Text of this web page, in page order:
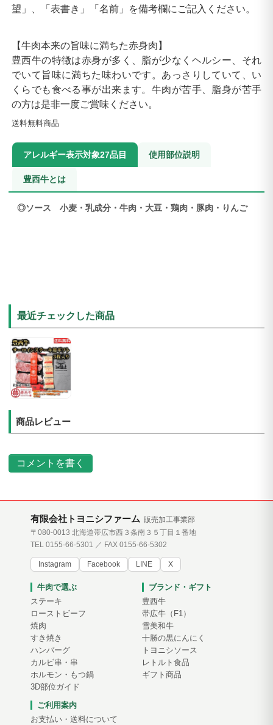
望」、「表書き」「名前」を備考欄にご記入ください。
【牛肉本来の旨味に満ちた赤身肉】
豊西牛の特徴は赤身が多く、脂が少なくヘルシー、それ
でいて旨味に満ちた味わいです。あっさりしていて、い
くらでも食べる事が出来ます。牛肉が苦手、脂身が苦手
の方は是非一度ご賞味ください。
送料無料商品
アレルギー表示対象27品目 使用部位説明
豊西牛とは
◎ソース 小麦・乳成分・牛肉・大豆・鶏肉・豚肉・りんご
最近チェックした商品
商品レビュー
コメントを書く
有限会社トヨニシファーム 販売加工事業部
〒080-0013 北海道帯広市西３条南３５丁目１番地
TEL 0155-66-5301 ／ FAX 0155-66-5302
Instagram Facebook LINE X
牛肉で選ぶ
ステーキ
ローストビーフ
焼肉
すき焼き
ハンバーグ
カルビ串・串
ホルモン・もつ鍋
3D部位ガイド
ブランド・ギフト
豊西牛
帯広牛（F1）
雪美和牛
十勝の黒にんにく
トヨニシソース
レトルト食品
ギフト商品
ご利用案内
お支払い・送料について